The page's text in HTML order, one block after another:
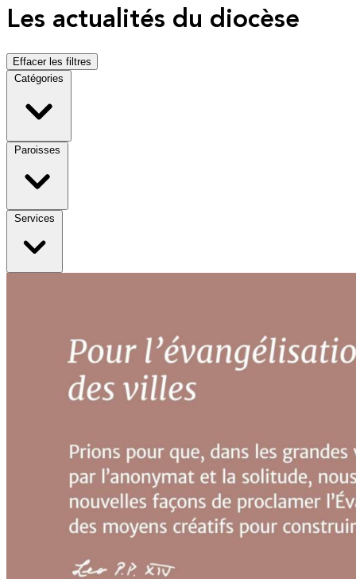
Les actualités du diocèse
Effacer les filtres
Catégories
Paroisses
Services